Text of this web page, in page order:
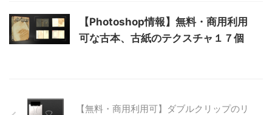
【Photoshop情報】無料・商用利用
可な古本、古紙のテクスチャ１７個
【無料・商用利用可】ダブルクリップのリ